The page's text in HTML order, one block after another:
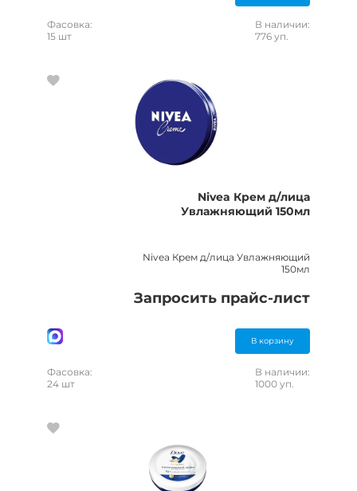
Фасовка:
15 шт
В наличии:
776 уп.
Nivea Крем д/лица
Увлажняющий 150мл
Nivea Крем д/лица Увлажняющий
150мл
Запросить прайс-лист
В корзину
Фасовка:
24 шт
В наличии:
1000 уп.